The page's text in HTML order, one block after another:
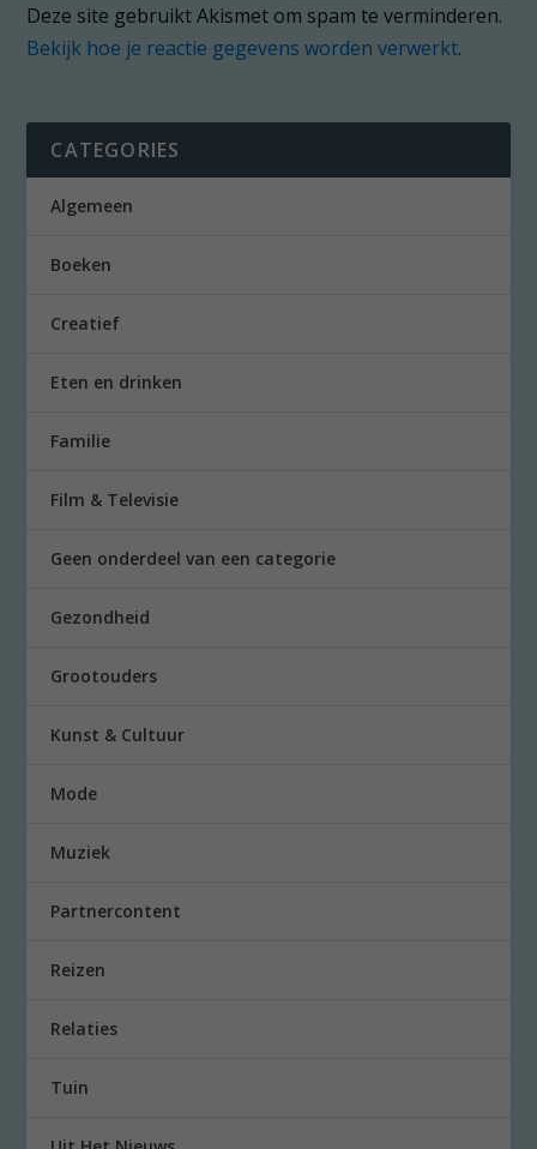
Deze site gebruikt Akismet om spam te verminderen.
Bekijk hoe je reactie gegevens worden verwerkt.
CATEGORIES
Algemeen
Boeken
Creatief
Eten en drinken
Familie
Film & Televisie
Geen onderdeel van een categorie
Gezondheid
Grootouders
Kunst & Cultuur
Mode
Muziek
Partnercontent
Reizen
Relaties
Tuin